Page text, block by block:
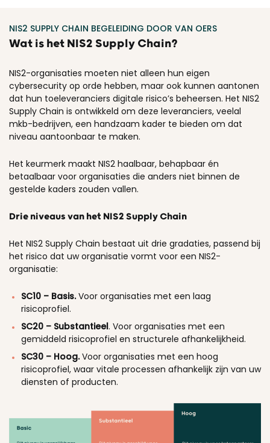
NIS2 SUPPLY CHAIN BEGELEIDING DOOR VAN OERS
Wat is het NIS2 Supply Chain?
NIS2-organisaties moeten niet alleen hun eigen
cybersecurity op orde hebben, maar ook kunnen aantonen
dat hun toeleveranciers digitale risico’s beheersen. Het NIS2
Supply Chain is ontwikkeld om deze leveranciers, veelal
mkb-bedrijven, een handzaam kader te bieden om dat
niveau aantoonbaar te maken.
Het keurmerk maakt NIS2 haalbaar, behapbaar én
betaalbaar voor organisaties die anders niet binnen de
gestelde kaders zouden vallen.
Drie niveaus van het NIS2 Supply Chain
Het NIS2 Supply Chain bestaat uit drie gradaties, passend bij
het risico dat uw organisatie vormt voor een NIS2-
organisatie:
SC10 – Basis.Voor organisaties met een laag
risicoprofiel.
SC20 – Substantieel. Voor organisaties met een
gemiddeld risicoprofiel en structurele afhankelijkheid.
SC30 – Hoog.Voor organisaties met een hoog
risicoprofiel, waar vitale processen afhankelijk zijn van uw
diensten of producten.